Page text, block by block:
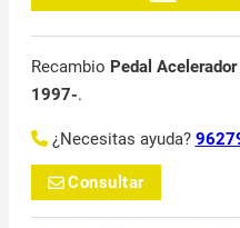
Recambio Pedal Acelerador
1997-.
¿Necesitas ayuda?
Consultar